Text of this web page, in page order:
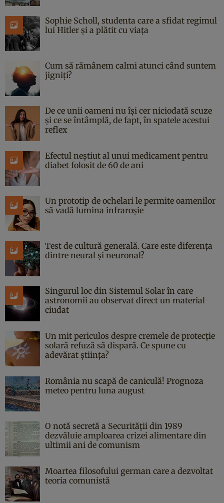
Sophie Scholl, studenta care a sfidat regimul
lui Hitler și a plătit cu viața
Cum să rămânem calmi atunci când suntem
jigniți?
De ce unii oameni nu își cer niciodată scuze
și ce se întâmplă, de fapt, în spatele acestui
reflex
Efectul neștiut al unui medicament pentru
diabet folosit de 60 de ani
Un prototip de ochelari le permite oamenilor
să vadă lumina infraroșie
Test de cultură generală. Care este diferența
dintre neural și neuronal?
Singurul loc din Sistemul Solar în care
astronomii au observat direct un material
ciudat
Un mit periculos despre cremele de protecție
solară refuză să dispară. Ce spune cu
adevărat știința?
România nu scapă de caniculă! Prognoza
meteo pentru luna august
O notă secretă a Securității din 1989
dezvăluie amploarea crizei alimentare din
ultimii ani de comunism
Moartea filosofului german care a dezvoltat
teoria comunistă